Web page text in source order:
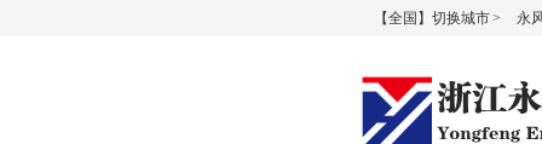
【全国】切换城市 > 永